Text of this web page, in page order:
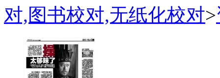
对,图书校对,无纸化校对>